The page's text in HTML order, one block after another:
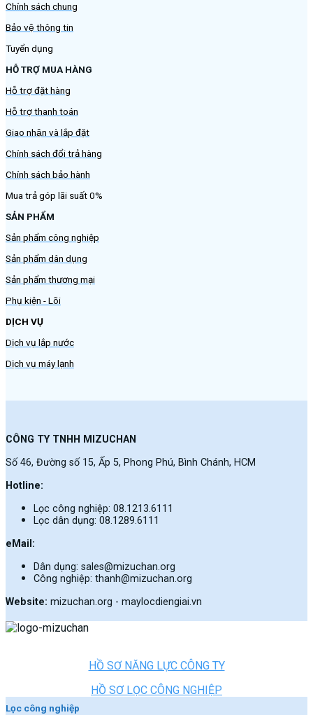
Chính sách chung
Bảo vệ thông tin
Tuyển dụng
HỖ TRỢ MUA HÀNG
Hỗ trợ đặt hàng
Hỗ trợ thanh toán
Giao nhận và lắp đặt
Chính sách đổi trả hàng
Chính sách bảo hành
Mua trả góp lãi suất 0%
SẢN PHẨM
Sản phẩm công nghiệp
Sản phẩm dân dụng
Sản phẩm thương mại
Phụ kiện - Lõi
DỊCH VỤ
Dịch vụ lắp nước
Dịch vụ máy lạnh
CÔNG TY TNHH MIZUCHAN
Số 46, Đường số 15, Ấp 5, Phong Phú, Bình Chánh, HCM
Hotline:
Lọc công nghiệp: 08.1213.6111
Lọc dân dụng: 08.1289.6111
eMail:
Dân dụng: sales@mizuchan.org
Công nghiệp: thanh@mizuchan.org
Website: mizuchan.org - maylocdiengiai.vn
HỒ SƠ NĂNG LỰC CÔNG TY
HỒ SƠ LỌC CÔNG NGHIỆP
Lọc công nghiệp